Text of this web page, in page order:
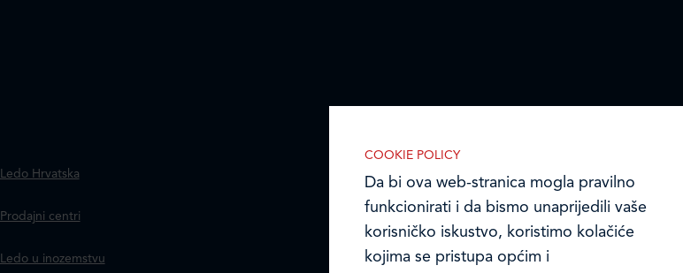
Ledo Hrvatska
Prodajni centri
Ledo u inozemstvu
COOKIE POLICY
Da bi ova web-stranica mogla pravilno
funkcionirati i da bismo unaprijedili vaše
korisničko iskustvo, koristimo kolačiće
kojima se pristupa općim i